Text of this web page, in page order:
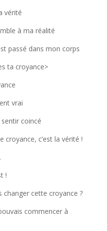
vérité
à ma réalité
passé dans mon corps
ta croyance>
vrai
coincé
croyance, c’est la vérité !
!
changer cette croyance ?
commencer à